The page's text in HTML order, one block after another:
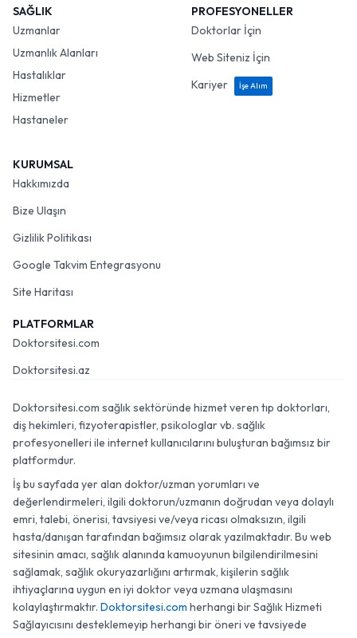
SAĞLIK
Uzmanlar
Uzmanlık Alanları
Hastalıklar
Hizmetler
Hastaneler
PROFESYONELLER
Doktorlar İçin
Web Siteniz İçin
Kariyer
İşe Alım
KURUMSAL
Hakkımızda
Bize Ulaşın
Gizlilik Politikası
Google Takvim Entegrasyonu
Site Haritası
PLATFORMLAR
Doktorsitesi.com
Doktorsitesi.az
Doktorsitesi.com sağlık sektöründe hizmet veren tıp doktorları,
diş hekimleri, fizyoterapistler, psikologlar vb. sağlık
profesyonelleri ile internet kullanıcılarını buluşturan bağımsız bir
platformdur.
İş bu sayfada yer alan doktor/uzman yorumları ve
değerlendirmeleri, ilgili doktorun/uzmanın doğrudan veya dolaylı
emri, talebi, önerisi, tavsiyesi ve/veya ricası olmaksızın, ilgili
hasta/danışan tarafından bağımsız olarak yazılmaktadır. Bu web
sitesinin amacı, sağlık alanında kamuoyunun bilgilendirilmesini
sağlamak, sağlık okuryazarlığını artırmak, kişilerin sağlık
ihtiyaçlarına uygun en iyi doktor veya uzmana ulaşmasını
kolaylaştırmaktır. Doktorsitesi.com herhangi bir Sağlık Hizmeti
Sağlayıcısını desteklemeyip herhangi bir öneri ve tavsiyede